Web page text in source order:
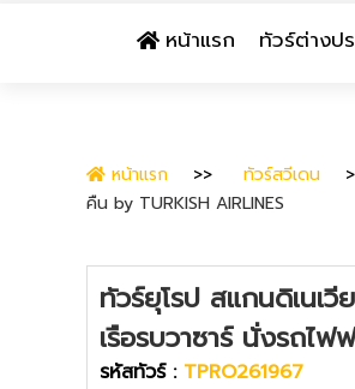
หน้าแรก ทัวร์ต่างป
หน้าแรก ทัวร์สวีเดน
คืน by TURKISH AIRLINES
ทัวร์ยุโรป สแกนดิเนเ
เรือรบวาซาร์ นั่งรถไ
รหัสทัวร์ : TPRO261967